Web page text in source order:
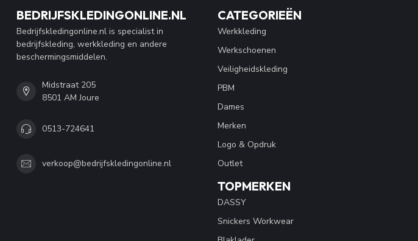
BEDRIJFSKLEDINGONLINE.NL
Bedrijfskledingonline.nl is specialist in
bedrijfskleding, werkkleding en andere
beschermingsmiddelen.
Midstraat 205
8501 AM Joure
0513-724641
verkoop@bedrijfskledingonline.nl
CATEGORIEËN
Werkkleding
Werkschoenen
Veiligheidskleding
PBM
Dames
Merken
Logo & Opdruk
Outlet
TOPMERKEN
DASSY
Snickers Workwear